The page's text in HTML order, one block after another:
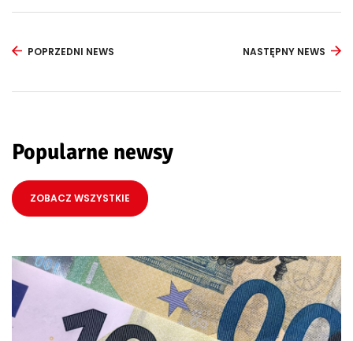
POPRZEDNI NEWS NASTĘPNY NEWS
Popularne newsy
ZOBACZ WSZYSTKIE